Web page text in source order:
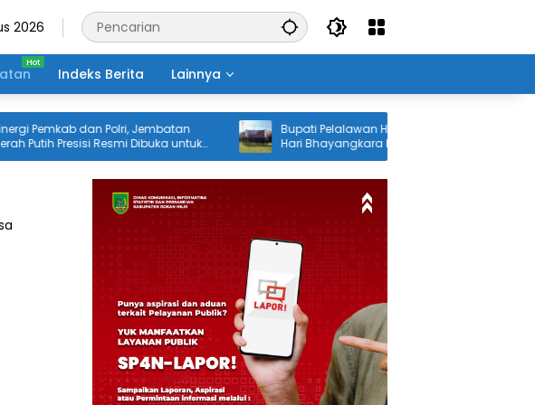
2026
Indeks Berita Lainnya
dan Polri, Jembatan
Presisi Resmi Dibuka untuk
Desa Rangsang
Bupati Pelalawan H. Zukri Hadiri Upacara
Hari Bhayangkara ke-80 di Mapolres